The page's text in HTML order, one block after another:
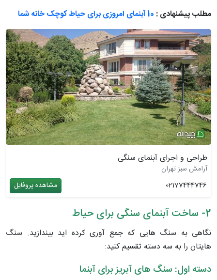
مطلب پیشنهادی : 10 آبنمای امروزی برای حیاط کوچک خانه شما
طراحی و اجرای آبنمای سنگی
آرامش سبز تهران
02177444746
مشاهده پروفایل
2- ساخت آبنمای سنگی برای حیاط
نگاهی به سنگ هایی که جمع آوری کرده اید بیندازید. سنگ
هایتان را به سه دسته تقسیم کنید:
دسته اول: سنگ های آبریز برای آبنما